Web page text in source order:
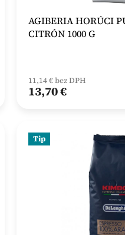
AGIBERIA HORÚCI
CITRÓN 1000 G
11,14 € bez DPH
13,70 €
Tip